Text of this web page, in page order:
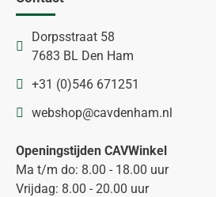
Dorpsstraat 58
7683 BL Den Ham
+31 (0)546 671251
webshop@cavdenham.nl
Openingstijden CAVWinkel
Ma t/m do: 8.00 - 18.00 uur
Vrijdag: 8.00 - 20.00 uur